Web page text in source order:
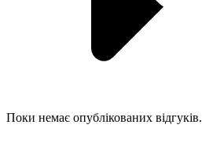
Поки немає опублікованих відгуків.